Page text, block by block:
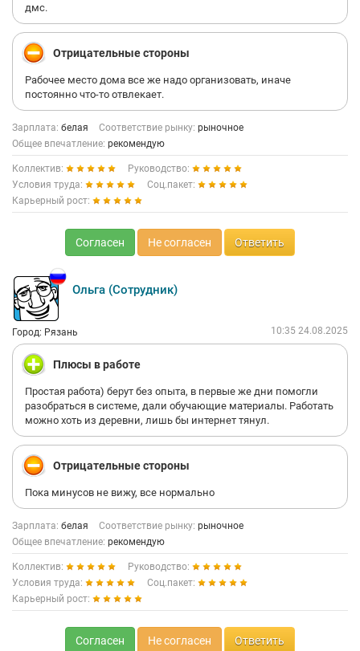
дмс.
Отрицательные стороны
Рабочее место дома все же надо организовать, иначе
постоянно что-то отвлекает.
Зарплата: белая Соответствие рынку: рыночное
Общее впечатление: рекомендую
Коллектив:
Руководство:
Условия труда:
Соц.пакет:
Карьерный рост:
Согласен Не согласен Ответить
Ольга (Сотрудник)
Город: Рязань 10:35 24.08.2025
Плюсы в работе
Простая работа) берут без опыта, в первые же дни помогли
разобраться в системе, дали обучающие материалы. Работать
можно хоть из деревни, лишь бы интернет тянул.
Отрицательные стороны
Пока минусов не вижу, все нормально
Зарплата: белая Соответствие рынку: рыночное
Общее впечатление: рекомендую
Коллектив:
Руководство:
Условия труда:
Соц.пакет:
Карьерный рост:
Согласен Не согласен Ответить